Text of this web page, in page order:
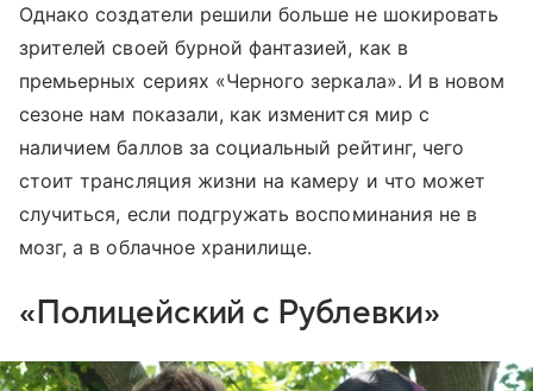
Однако создатели решили больше не шокировать
зрителей своей бурной фантазией, как в
премьерных сериях «Черного зеркала». И в новом
сезоне нам показали, как изменится мир с
наличием баллов за социальный рейтинг, чего
стоит трансляция жизни на камеру и что может
случиться, если подгружать воспоминания не в
мозг, а в облачное хранилище.
«Полицейский с Рублевки»